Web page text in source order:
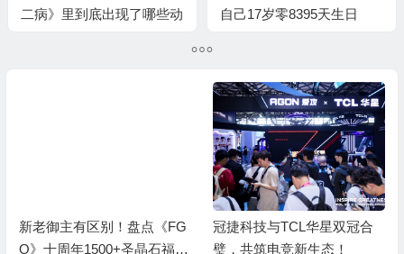
二病》里到底出现了哪些动
自己17岁零8395天生日
新老御主有区别！盘点《FG
O》十周年1500+圣晶石福利
冠捷科技与TCL华星双冠合
璧，共筑电竞新生态！